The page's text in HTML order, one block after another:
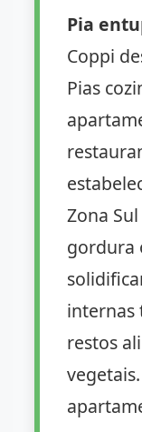
Pia
Coppi
Pias
Zona
gordura
internas
restos